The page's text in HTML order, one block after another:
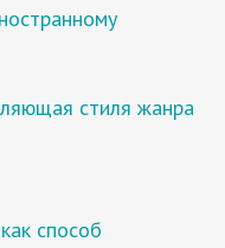
стиля жанра
способ